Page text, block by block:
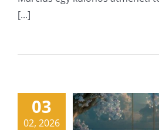
[...]
03
02, 2026
Február
függ az
attól,
kívül